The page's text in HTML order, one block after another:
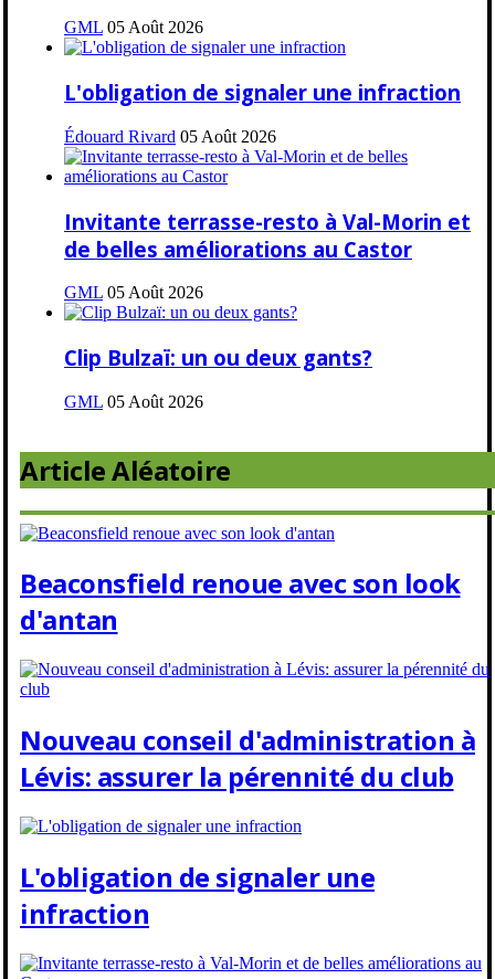
GML 05 Août 2026
L'obligation de signaler une infraction
Édouard Rivard 05 Août 2026
Invitante terrasse-resto à Val-Morin et
de belles améliorations au Castor
GML 05 Août 2026
Clip Bulzaï: un ou deux gants?
GML 05 Août 2026
Article Aléatoire
Beaconsfield renoue avec son look
d'antan
Nouveau conseil d'administration à
Lévis: assurer la pérennité du club
L'obligation de signaler une
infraction